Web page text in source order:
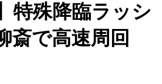
特殊降臨ラッシ
斎で高速周回